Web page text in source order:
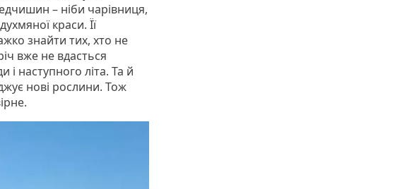
– ніби чарівниця,
краси. Її
знайти тих, хто не
вже не вдасться
і наступного літа. Та й
нові рослини. Тож